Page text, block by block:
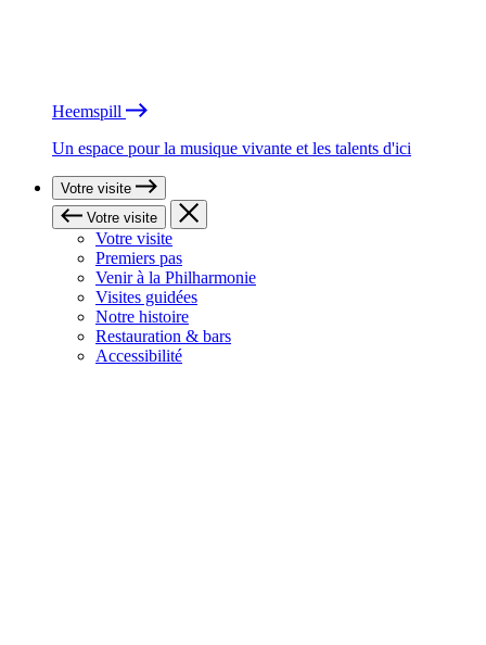
Heemspill
Un espace pour la musique vivante et les talents d'ici
Votre visite
Votre visite
Votre visite
Premiers pas
Venir à la Philharmonie
Visites guidées
Notre histoire
Restauration & bars
Accessibilité